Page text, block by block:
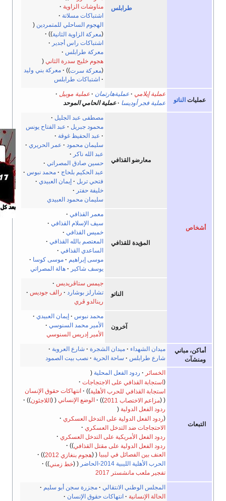
مناوشات الزاوية
الهجوم الساحلي للمتمردين
معركة الزاوية الثانية
اشتباكات راس أجدير
هجوم خليج سدرة الثاني
معركة بني وليد
اشتباكات طرابلس
عمليةهارتمان
عملية موبيل
عملية فجر أوديسا
عملية الحامي الموحد
مصطفى عبد الجليل
عبد الفتاح يونس
عمر الحريري
حسين صادق المصراتي
محمد نبوس
إيمان العبيدي
سليمان محمود العبيدي
سيف الإسلام القذافي
المعتصم بالله القذافي
موسى كوسا
هالة المصراتي
جيمس ستاڤريديس
تشارلز بوشارد
رالف جوديس
إيمان العبيدي
الأمير محمد السنوسي
الأمير إدريس السنوسي
ميدان الشهداء ميدان الشجرة
شارع العروبة
شارع طرابلس
ساحة الحرية نصب بيت الصمود
ردود الفعل المحلية
استجابة القذافي على الاجتجاجات
استجابة القذافي للحرب الأهلية
انتهاكات حقوق الإنسان
مزاعم الاختصاب 2011
الوضع الإنساني
اللاجئون
ردود الفعل الدولية على التدخل العسكري
الاحتجاجات ضد التدخل العسكري
ردود الفعل الأمريكية على التدخل العسكري
ردود الفعل الدولية على مقتل القذافي
العنف بين الفصائل في ليبيا
هجوم بنغازي 2012
الحرب الأهلية الليبية 2014-الحاضر
خط زمني
تفجير ملعب مانشستر 2017
المجلس الوطني الانتقالي
مجزرة سجن أبو سليم
انتهاكات حقوق الإنسان